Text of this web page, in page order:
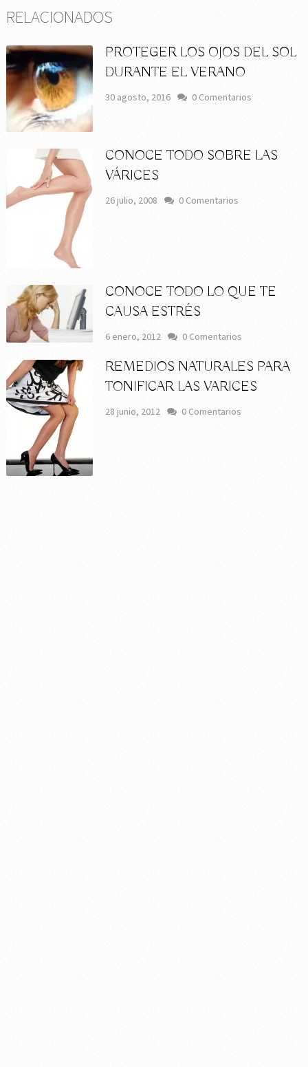
RELACIONADOS
PROTEGER LOS OJOS DEL SOL
DURANTE EL VERANO
30 agosto, 2016 0 Comentarios
CONOCE TODO SOBRE LAS
VÁRICES
26 julio, 2008 0 Comentarios
CONOCE TODO LO QUE TE
CAUSA ESTRÉS
6 enero, 2012 0 Comentarios
REMEDIOS NATURALES PARA
TONIFICAR LAS VARICES
28 junio, 2012 0 Comentarios